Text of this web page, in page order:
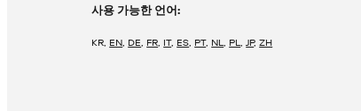
사용 가능한 언어:
KR, EN, DE, FR, IT, ES, PT, NL, PL,JP,ZH